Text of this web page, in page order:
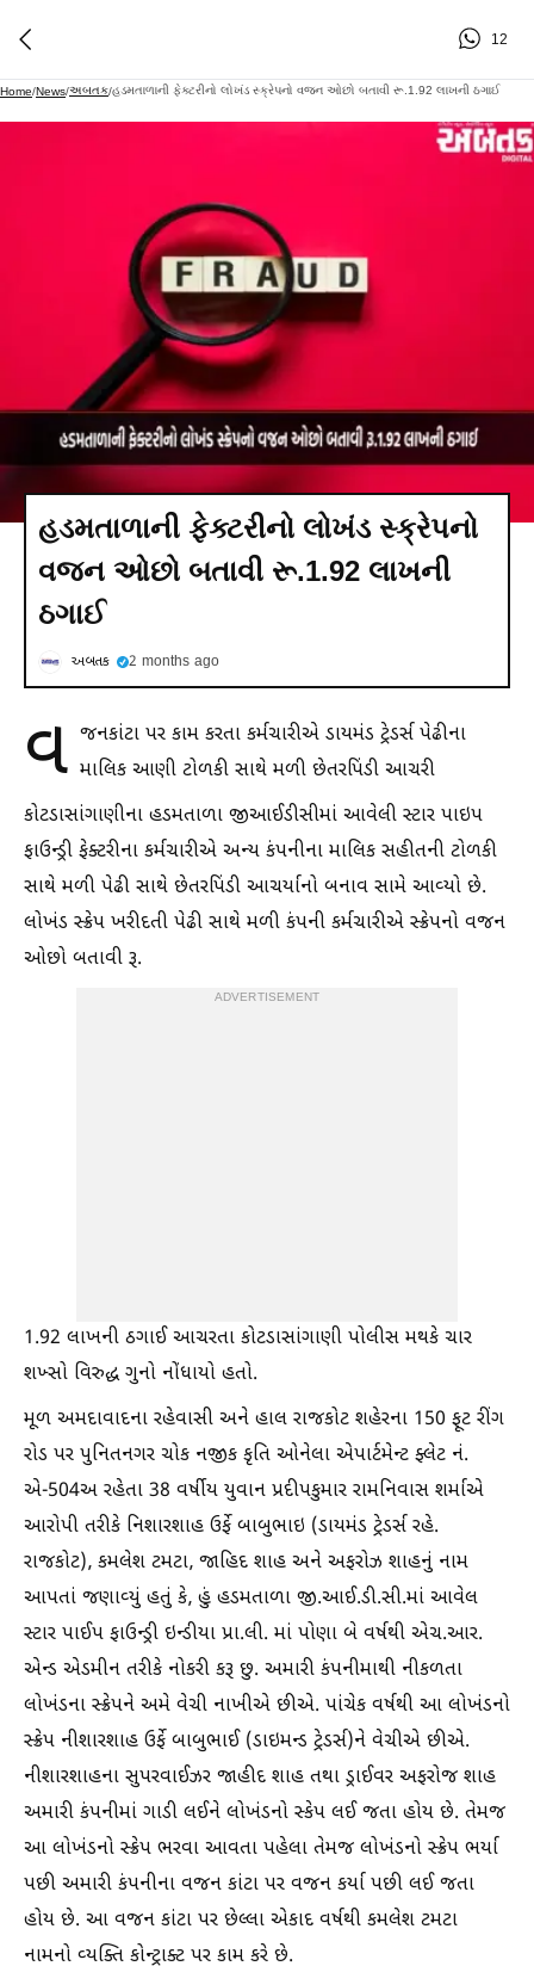
12
Home/News/અબતક/હડમતાળાની ફેક્ટરીનો લોખંડ સ્ક્રેપનો વજન ઓછો બતાવી રૂ.1.92 લાખની ઠગાઈ
હડમતાળાની ફેક્ટરીનો લોખંડ સ્ક્રેપનો
વજન ઓછો બતાવી રૂ.1.92 લાખની
ઠગાઈ
અબતક 2 months ago
વ જનકાંટા પર કામ કરતા કર્મચારીએ ડાયમંડ ટ્રેડર્સ પેઢીના
માલિક આણી ટોળકી સાથે મળી છેતરપિંડી આચરી
કોટડાસાંગાણીના હડમતાળા જીઆઈડીસીમાં આવેલી સ્ટાર પાઇપ
ફાઉન્ડ્રી ફેક્ટરીના કર્મચારીએ અન્ય કંપનીના માલિક સહીતની ટોળકી
સાથે મળી પેઢી સાથે છેતરપિંડી આચર્યાનો બનાવ સામે આવ્યો છે.
લોખંડ સ્ક્રેપ ખરીદતી પેઢી સાથે મળી કંપની કર્મચારીએ સ્ક્રેપનો વજન
ઓછો બતાવી રૂ.
ADVERTISEMENT
1.92 લાખની ઠગાઈ આચરતા કોટડાસાંગાણી પોલીસ મથકે ચાર
શખ્સો વિરુદ્ધ ગુનો નોંધાયો હતો.
મૂળ અમદાવાદના રહેવાસી અને હાલ રાજકોટ શહેરના 150 ફૂટ રીંગ
રોડ પર પુનિતનગર ચોક નજીક કૃતિ ઓનેલા એપાર્ટમેન્ટ ફ્લેટ નં.
એ-504અ રહેતા 38 વર્ષીય યુવાન પ્રદીપકુમાર રામનિવાસ શર્માએ
આરોપી તરીકે નિશારશાહ ઉર્ફે બાબુભાઇ (ડાયમંડ ટ્રેડર્સ રહે.
રાજકોટ), કમલેશ ટમટા, જાહિદ શાહ અને અફરોઝ શાહનું નામ
આપતાં જણાવ્યું હતું કે, હું હડમતાળા જી.આઈ.ડી.સી.માં આવેલ
સ્ટાર પાઈપ ફાઉન્ડ્રી ઇન્ડીયા પ્રા.લી. માં પોણા બે વર્ષથી એચ.આર.
એન્ડ એડમીન તરીકે નોકરી કરૂ છુ. અમારી કંપનીમાથી નીકળતા
લોખંડના સ્ક્રેપને અમે વેચી નાખીએ છીએ. પાંચેક વર્ષથી આ લોખંડનો
સ્ક્રેપ નીશારશાહ ઉર્ફે બાબુભાઈ (ડાઇમન્ડ ટ્રેડર્સ)ને વેચીએ છીએ.
નીશારશાહના સુપરવાઈઝર જાહીદ શાહ તથા ડ્રાઈવર અફરોજ શાહ
અમારી કંપનીમાં ગાડી લઈને લોખંડનો સ્કેપ લઈ જતા હોય છે. તેમજ
આ લોખંડનો સ્ક્રેપ ભરવા આવતા પહેલા તેમજ લોખંડનો સ્ક્રેપ ભર્યા
પછી અમારી કંપનીના વજન કાંટા પર વજન કર્યા પછી લઈ જતા
હોય છે. આ વજન કાંટા પર છેલ્લા એકાદ વર્ષથી કમલેશ ટમટા
નામનો વ્યક્તિ કોન્ટ્રાક્ટ પર કામ કરે છે.